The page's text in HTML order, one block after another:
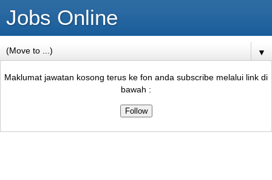
Jobs Online
▼
Maklumat jawatan kosong terus ke fon anda subscribe melalui link di
bawah :